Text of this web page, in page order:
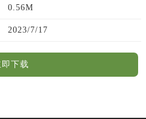
0.56M
2023/7/17
即下载